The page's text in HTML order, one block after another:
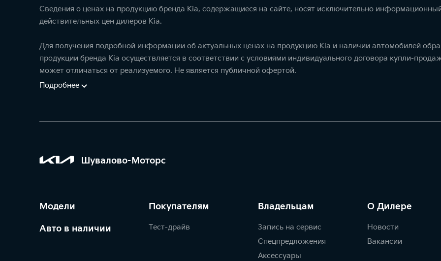
Сведения о ценах на продукцию бренда Kia, содержащиеся на сайте, носят исключительно
действительных цен дилеров Kia.
Для получения подробной информации об актуальных ценах на продукцию Kia и наличии автомобилей
продукции бренда Kia осуществляется в соответствии с условиями индивидуального договора купли-
может отличаться от реализуемого. Не является публичной офертой.
Подробнее
Шувалово-Моторс
Модели
Авто в наличии
Покупателям
Тест-драйв
Владельцам
Запись на сервис
Спецпредложения
Аксессуары
О Дилере
Новости
Вакансии